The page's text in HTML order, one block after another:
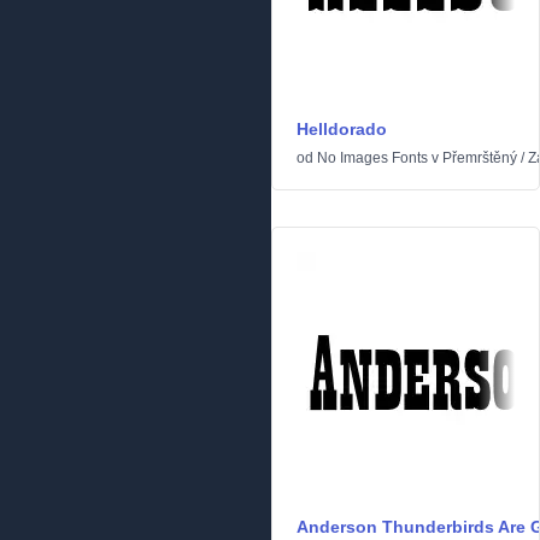
Helldorado
od No Images Fonts v Přemrštěný /
Anderson Thunderbirds Are